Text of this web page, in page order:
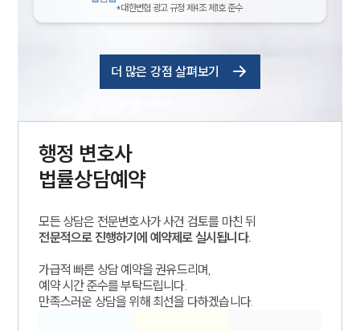
*대한변협 광고 규정 제4조 제1호 준수
더 많은 강점 살펴보기
행정 변호사
법률상담예약
모든 상담은 전문변호사가 사건 검토를 마친 뒤
전문적으로 진행하기에 예약제로 실시됩니다.
가급적 빠른 상담 예약을 권유드리며,
예약 시간 준수를 부탁드립니다.
만족스러운 상담을 위해 최선을 다하겠습니다.